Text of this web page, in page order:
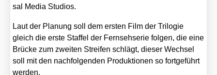
sal Media Stu­di­os.
Laut der Pla­nung soll dem ers­ten Film der Tri­lo­gie
gleich die ers­te Staf­fel der Fern­seh­se­rie fol­gen, die eine
Brü­cke zum zwei­ten Strei­fen schlägt, die­ser Wech­sel
soll mit den nach­fol­gen­den Pro­duk­tio­nen so fort­ge­führt
wer­den.